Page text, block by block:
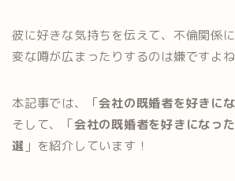
彼に好きな気持ちを伝えて、不倫関係
変な噂が広まったりするのは嫌ですよね
本記事では、「会社の既婚者を好きに
そして、「会社の既婚者を好きになっ
選 」を紹介しています！